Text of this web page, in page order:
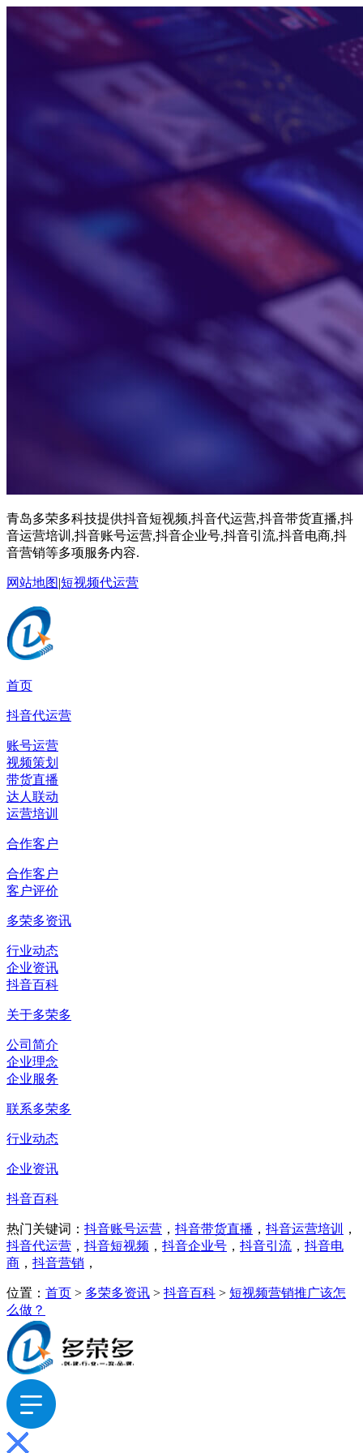
青岛多荣多科技提供抖音短视频,抖音代运营,抖音带货直播,抖
音运营培训,抖音账号运营,抖音企业号,抖音引流,抖音电商,抖
音营销等多项服务内容.
网站地图|短视频代运营
首页
抖音代运营
账号运营
视频策划
带货直播
达人联动
运营培训
合作客户
合作客户
客户评价
多荣多资讯
行业动态
企业资讯
抖音百科
关于多荣多
公司简介
企业理念
企业服务
联系多荣多
行业动态
企业资讯
抖音百科
热门关键词： 抖音账号运营 ， 抖音带货直播 ， 抖音运营培训
，
抖音代运营 ， 抖音短视频 ， 抖音企业号 ， 抖音引流 ， 抖音电
商 ， 抖音营销 ，
位置： 首页 > 多荣多资讯 > 抖音百科 > 短视频营销推广该怎
么做？